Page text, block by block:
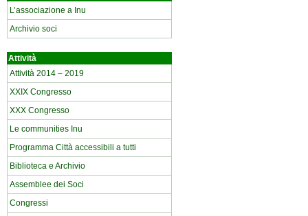
L’associazione a Inu
Archivio soci
Attività
Attività 2014 – 2019
XXIX Congresso
XXX Congresso
Le communities Inu
Programma Città accessibili a tutti
Biblioteca e Archivio
Assemblee dei Soci
Congressi